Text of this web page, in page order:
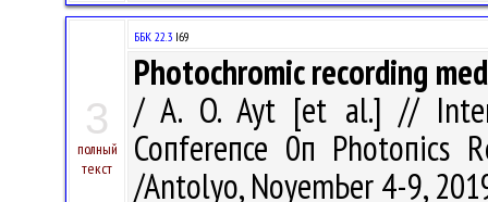
3
полный
текст
ББК 22.3 I69
Photochromic recording
/ A. O. Ayt [et al.] //
Сопfеrепсе 0п Рhоtопiсs
/Antolyo, NоуеmЬеr 4-9,